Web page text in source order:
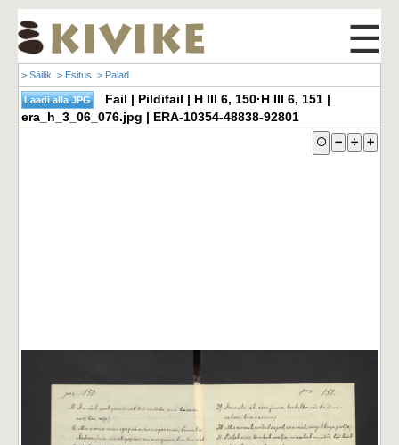
☰
> Säilik > Esitus > Palad
Fail | Pildifail | H III 6, 150·H III 6, 151 |
era_h_3_06_076.jpg | ERA-10354-48838-92801